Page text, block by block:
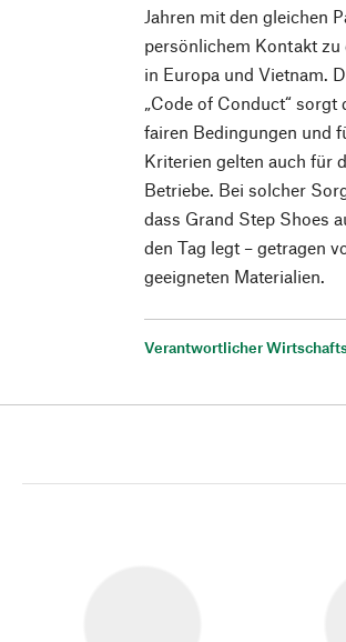
Jahren mit den gleichen
persönlichem Kontakt zu
in Europa und Vietnam.
„Code of Conduct“
fairen Bedingungen und
Kriterien gelten auch für
Betriebe. Bei solcher
dass Grand Step Shoes
den Tag legt – getragen
geeigneten Materialien.
Verantwortlicher